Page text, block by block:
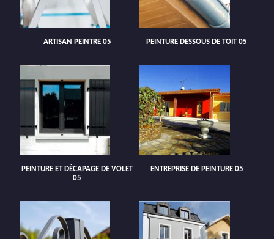
ARTISAN PEINTRE 05 PEINTURE DESSOUS DE TOIT 05
PEINTURE ET DÉCAPAGE DE VOLET
05
ENTREPRISE DE PEINTURE 05